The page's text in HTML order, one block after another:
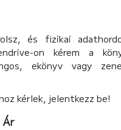
és fizikai
on kérem a
ekönyv vagy
kérlek, jelentkezz be!
Ár